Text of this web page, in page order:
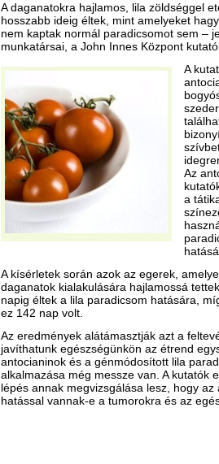
A daganatokra hajlamos, lila zöldséggel
hosszabb ideig éltek, mint amelyeket
nem kaptak normál paradicsomot sem –
munkatársai, a John Innes Központ
A
Az
a
A kísérletek során azok az egerek,
daganatok kialakulására hajlamossá
napig éltek a lila paradicsom hatására,
ez 142 nap volt.
Az eredmények alátámasztják azt a
javíthatunk egészségünkön az étrend
antocianinok és a génmódosított lila
alkalmazása még messze van. A kutatók
lépés annak megvizsgálása lesz, hogy
hatással vannak-e a tumorokra és az